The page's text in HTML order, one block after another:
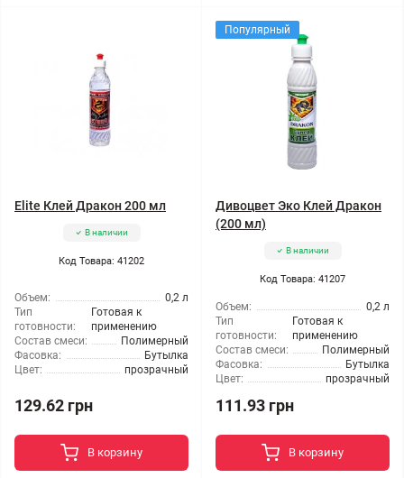
Elite Клей Дракон 200 мл
В наличии
Код Товара: 41202
Объем:
0,2 л
Тип
готовности:
Готовая к
применению
Состав смеси:
Полимерный
Фасовка:
Бутылка
Цвет:
прозрачный
129.62 грн
В корзину
Популярный
Дивоцвет Эко Клей Дракон
(200 мл)
В наличии
Код Товара: 41207
Объем:
0,2 л
Тип
готовности:
Готовая к
применению
Состав смеси:
Полимерный
Фасовка:
Бутылка
Цвет:
прозрачный
111.93 грн
В корзину